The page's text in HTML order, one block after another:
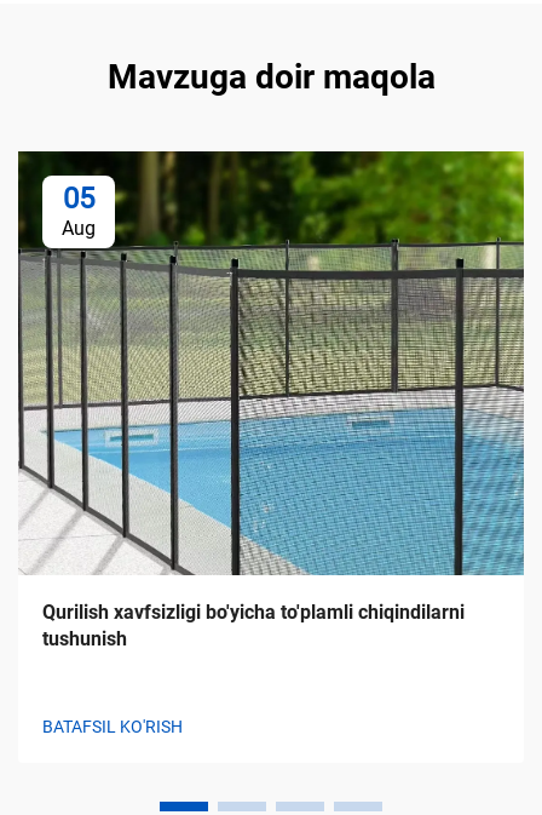
Mavzuga doir maqola
05
Aug
Qurilish xavfsizligi bo'yicha to'plamli chiqindilarni
tushunish
BATAFSIL KO'RISH